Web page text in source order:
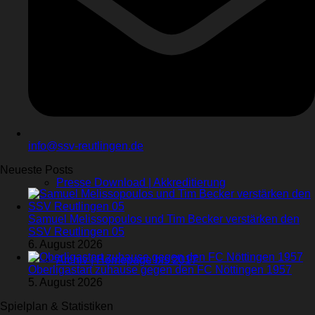
Presse Download | Akkreditierung
Archiv | Homepage bis 2017
info@ssv-reutlingen.de
Neueste Posts
Samuel Melissopoulos und Tim Becker verstärken den
SSV Reutlingen 05
6. August 2026
Oberligastart zuhause gegen den FC Nöttingen 1957
5. August 2026
Spielplan & Statistiken